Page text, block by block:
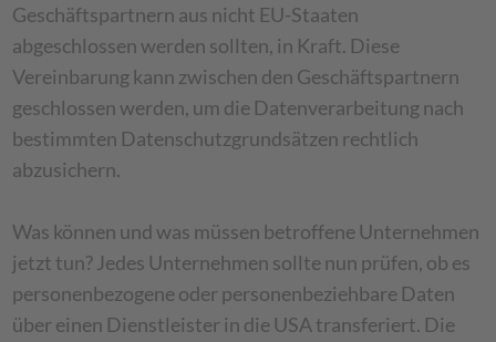
Geschäftspartnern aus nicht EU-Staaten
abgeschlossen werden sollten, in Kraft. Diese
Vereinbarung kann zwischen den Geschäftspartnern
geschlossen werden, um die Datenverarbeitung nach
bestimmten Datenschutzgrundsätzen rechtlich
abzusichern.
Was können und was müssen betroffene Unternehmen
jetzt tun? Jedes Unternehmen sollte nun prüfen, ob es
personenbezogene oder personenbeziehbare Daten
über einen Dienstleister in die USA transferiert. Die